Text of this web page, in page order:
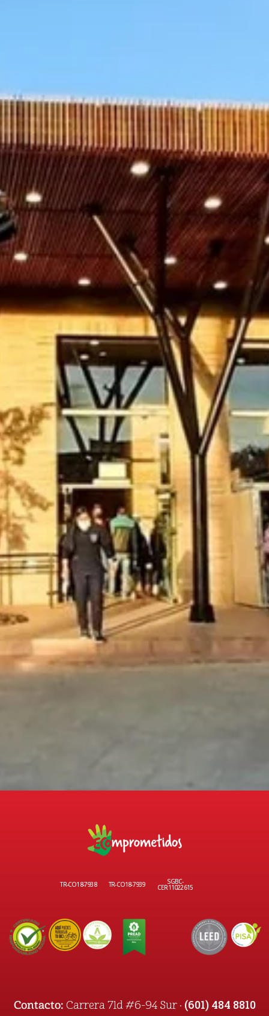
TR-CO18-7938 TR-CO18-7939 SGBC-
CER11022615
Contacto: Carrera 71d #6-94 Sur · (601) 484 8810